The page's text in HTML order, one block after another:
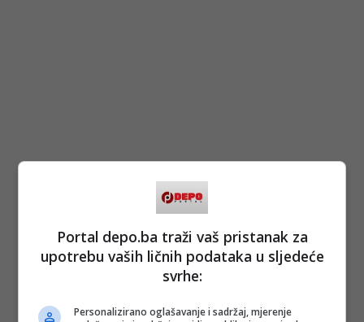
Portal depo.ba traži vaš pristanak za
upotrebu vaših ličnih podataka u sljedeće
svrhe:
Personalizirano oglašavanje i sadržaj, mjerenje